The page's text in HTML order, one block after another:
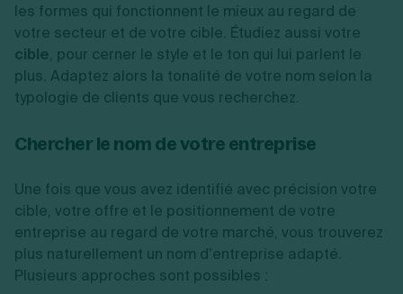
les formes qui fonctionnent le mieux au regard de
votre secteur et de votre cible. Étudiez aussi votre
cible, pour cerner le style et le ton qui lui parlent le
plus. Adaptez alors la tonalité de votre nom selon la
typologie de clients que vous recherchez.
Chercher le nom de votre entreprise
Une fois que vous avez identifié avec précision votre
cible, votre offre et le positionnement de votre
entreprise au regard de votre marché, vous trouverez
plus naturellement un nom d’entreprise adapté.
Plusieurs approches sont possibles :